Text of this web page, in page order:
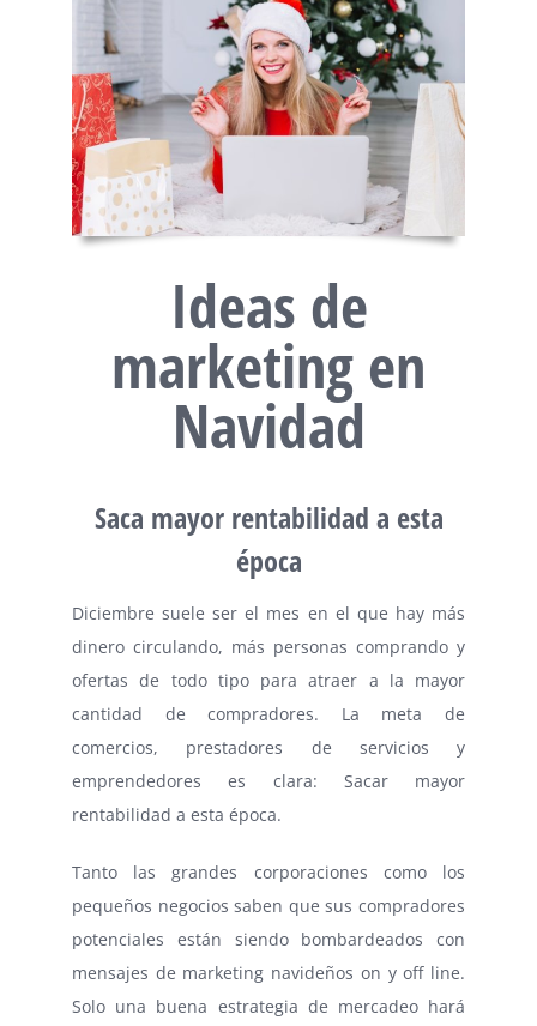
Ideas de
marketing en
Navidad
Saca mayor rentabilidad a esta
época
Diciembre suele ser el mes en el que hay más
dinero circulando, más personas comprando y
ofertas de todo tipo para atraer a la mayor
cantidad de compradores. La meta de
comercios, prestadores de servicios y
emprendedores es clara: Sacar mayor
rentabilidad a esta época.
Tanto las grandes corporaciones como los
pequeños negocios saben que sus compradores
potenciales están siendo bombardeados con
mensajes de marketing navideños on y off line.
Solo una buena estrategia de mercadeo hará